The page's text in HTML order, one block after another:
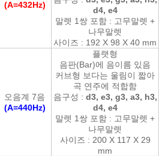
(A=432Hz)
d4, e4
말렛 1쌍 포함 : 고무말렛 +
나무말렛
사이즈 : 192 X 98 X 40 mm
오음계 7음
(A=440Hz)
플랫형
음판(Bar)에 음이름 있음
커브형 보다는 울림이 짧아
곡 연주에 적합함
음구성 : d3, e3, g3, a3, h3,
d4, e4
말렛 1쌍 포함 : 고무말렛 +
나무말렛
사이즈 : 200 X 117 X 29
mm